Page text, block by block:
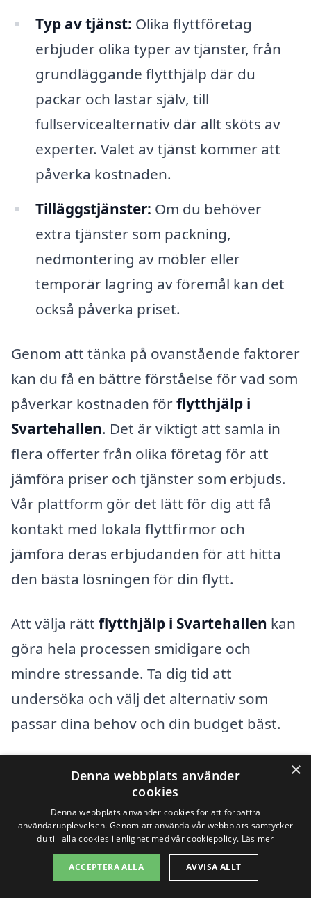
Typ av tjänst: Olika flyttföretag
erbjuder olika typer av tjänster, från
grundläggande flytthjälp där du
packar och lastar själv, till
fullservicealternativ där allt sköts av
experter. Valet av tjänst kommer att
påverka kostnaden.
Tilläggstjänster: Om du behöver
extra tjänster som packning,
nedmontering av möbler eller
temporär lagring av föremål kan det
också påverka priset.
Genom att tänka på ovanstående faktorer
kan du få en bättre förståelse för vad som
påverkar kostnaden förflytthjälp i
Svartehallen. Det är viktigt att samla in
flera offerter från olika företag för att
jämföra priser och tjänster som erbjuds.
Vår plattform gör det lätt för dig att få
kontakt med lokala flyttfirmor och
jämföra deras erbjudanden för att hitta
den bästa lösningen för din flytt.
Att välja rätt flytthjälp i Svartehallen kan
göra hela processen smidigare och
mindre stressande. Ta dig tid att
undersöka och välj det alternativ som
passar dina behov och din budget bäst.
Få 3 erbjudanden, gratis och utan
Sök efter professionell
×
Denna webbplats använder
cookies
Denna webbplats använder cookies för att förbättra
användarupplevelsen. Genom att använda vår webbplats samtycker
du till alla cookies i enlighet med vår cookiepolicy. Läs mer
ACCEPTERA ALLA AVVISA ALLT